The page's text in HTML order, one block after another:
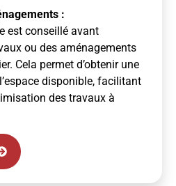
:
est conseillé avant
ou des aménagements
Cela permet d’obtenir une
disponible, facilitant
des travaux à